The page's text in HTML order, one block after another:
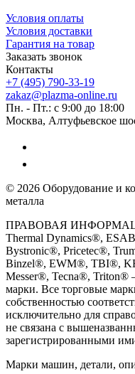
Условия оплаты
Условия доставки
Гарантия на товар
Заказать звонок
Контакты
+7 (495) 790-33-19
zakaz@plazma-online.ru
Пн. - Пт.: с 9:00 до 18:00
Москва, Алтуфьевское
© 2026 Оборудование и
металла
ПРАВОВАЯ
Thermal Dynamics®,
Bystronic®, Pricetec®,
Binzel®, EWM®, TBI®,
Messer®, Tecna®, Triton®
марки. Все торговые
собственностью
исключительно для
не связана с
зарегистрированными
Марки машин, детали,